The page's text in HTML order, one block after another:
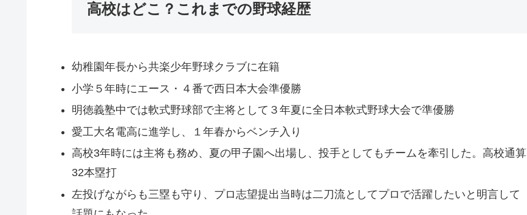
高校はどこ？これまでの野球経歴
幼稚園年長から共楽少年野球クラブに在籍
小学５年時にエース・４番で西日本大会準優勝
明徳義塾中では軟式野球部で主将として３年夏に全日本軟式野球大会で準優勝
愛工大名電高に進学し、１年春からベンチ入り
高校3年時には主将も務め、夏の甲子園へ出場し、投手としてもチームを牽引した。高校通算
32本塁打
左投げながらも三塁も守り、プロ志望提出当時は二刀流としてプロで活躍したいと明言して